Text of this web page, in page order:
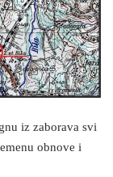
iz zaborava svi
obnove i